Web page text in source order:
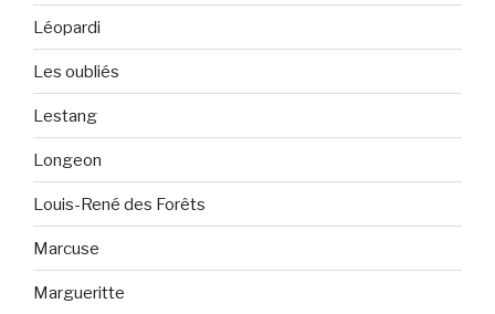
Léopardi
Les oubliés
Lestang
Longeon
Louis-René des Forêts
Marcuse
Margueritte